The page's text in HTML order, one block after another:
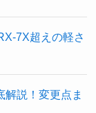
7X超えの軽さ
解説！変更点ま